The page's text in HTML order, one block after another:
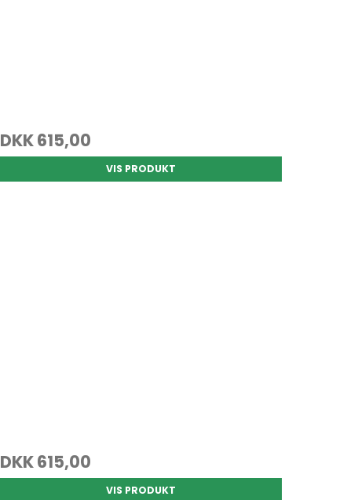
DKK 615,00
VIS PRODUKT
DKK 615,00
VIS PRODUKT